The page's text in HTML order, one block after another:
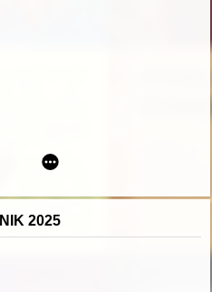
wiślickiej na tle analogicznych
2025